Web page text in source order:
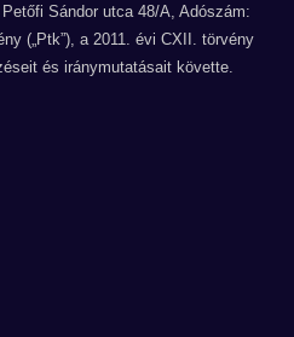
Sándor utca 48/A, Adószám:
(„Ptk”), a 2011. évi CXII. törvény
és iránymutatásait követte.